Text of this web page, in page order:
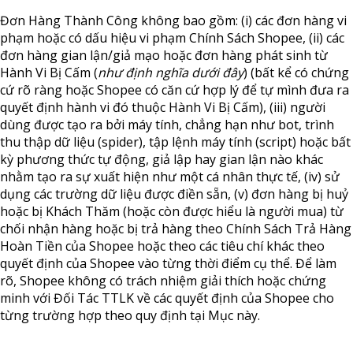
Đơn Hàng Thành Công không bao gồm: (i) các đơn hàng vi
phạm hoặc có dấu hiệu vi phạm Chính Sách Shopee, (ii) các
đơn hàng gian lận/giả mạo hoặc đơn hàng phát sinh từ
Hành Vi Bị Cấm (như định nghĩa dưới đây) (bất kể có chứng
cứ rõ ràng hoặc Shopee có căn cứ hợp lý để tự mình đưa ra
quyết định hành vi đó thuộc Hành Vi Bị Cấm), (iii) người
dùng được tạo ra bởi máy tính, chẳng hạn như bot, trình
thu thập dữ liệu (spider), tập lệnh máy tính (script) hoặc bất
kỳ phương thức tự động, giả lập hay gian lận nào khác
nhằm tạo ra sự xuất hiện như một cá nhân thực tế, (iv) sử
dụng các trường dữ liệu được điền sẵn, (v) đơn hàng bị huỷ
hoặc bị Khách Thăm (hoặc còn được hiểu là người mua) từ
chối nhận hàng hoặc bị trả hàng theo Chính Sách Trả Hàng
Hoàn Tiền của Shopee hoặc theo các tiêu chí khác theo
quyết định của Shopee vào từng thời điểm cụ thể. Để làm
rõ, Shopee không có trách nhiệm giải thích hoặc chứng
minh với Đối Tác TTLK về các quyết định của Shopee cho
từng trường hợp theo quy định tại Mục này.